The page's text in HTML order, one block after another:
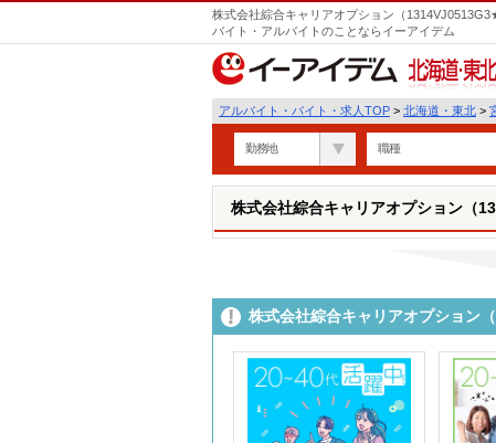
株式会社綜合キャリアオプション（
バイト・アルバイトのことならイーアイデム
北海道・東北
アルバイト・バイト・求人TOP > 北海道・東北 >
勤務地 職種
株式会社綜合キャリアオプション（
株式会社綜合キャリアオプション